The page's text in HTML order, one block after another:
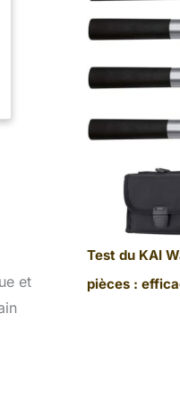
et
Test du KAI
pièces :